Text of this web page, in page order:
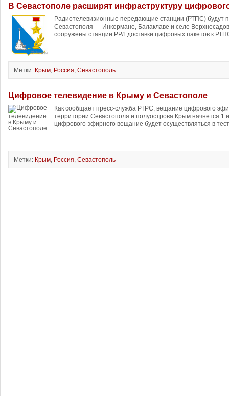
В Севастополе расширят инфраструктуру
Радиотелевизионные передающие станции (РТПС) будут
Севастополя — Инкермане, Балаклаве и селе
сооружены станции РРЛ доставки цифровых пакетов к
Метки: Крым, Россия, Севастополь
Цифровое телевидение в Крыму и Севастополе
Как сообщает пресс-служба РТРС, вещание цифрового
территории Севастополя и полуострова Крым начнется 1
цифрового эфирного вещание будет осуществляться в
Метки: Крым, Россия, Севастополь